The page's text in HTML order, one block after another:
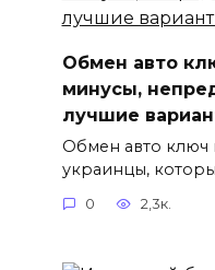
Обмен авто
минусы,
лучшие
Обмен авто ключ
украинцы,
0 2,3к.